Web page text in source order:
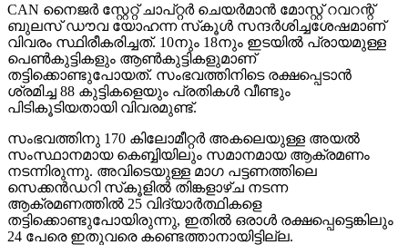
CAN നൈജര്‍ സ്റ്റേറ്റ് ചാപ്റ്റര്‍ ചെയര്‍മാന്‍ മോസ്റ്റ് റവറന്റ്
ബുലസ് ഡൗവ യോഹന്ന സ്‌കൂള്‍ സന്ദര്‍ശിച്ചശേഷമാണ്
വിവരം സ്ഥിരീകരിച്ചത്. 10നും 18നും ഇടയില്‍ പ്രായമുള്ള
പെണ്‍കുട്ടികളും ആണ്‍കുട്ടികളുമാണ്
തട്ടിക്കൊണ്ടുപോയത്. സംഭവത്തിനിടെ രക്ഷപ്പെടാന്‍
ശ്രമിച്ച 88 കുട്ടികളെയും പ്രതികള്‍ വീണ്ടും
പിടികൂടിയതായി വിവരമുണ്ട്.
സംഭവത്തിനു 170 കിലോമീറ്റര്‍ അകലെയുള്ള അയല്‍
സംസ്ഥാനമായ കെബ്ബിയിലും സമാനമായ ആക്രമണം
നടന്നിരുന്നു. അവിടെയുള്ള മാഗ പട്ടണത്തിലെ
സെക്കന്‍ഡറി സ്‌കൂളില്‍ തിങ്കളാഴ്ച നടന്ന
ആക്രമണത്തില്‍ 25 വിദ്യാര്‍ത്ഥികളെ
തട്ടിക്കൊണ്ടുപോയിരുന്നു, ഇതില്‍ ഒരാള്‍ രക്ഷപ്പെട്ടെങ്കിലും
24 പേരെ ഇതുവരെ കണ്ടെത്താനായിട്ടില്ല.